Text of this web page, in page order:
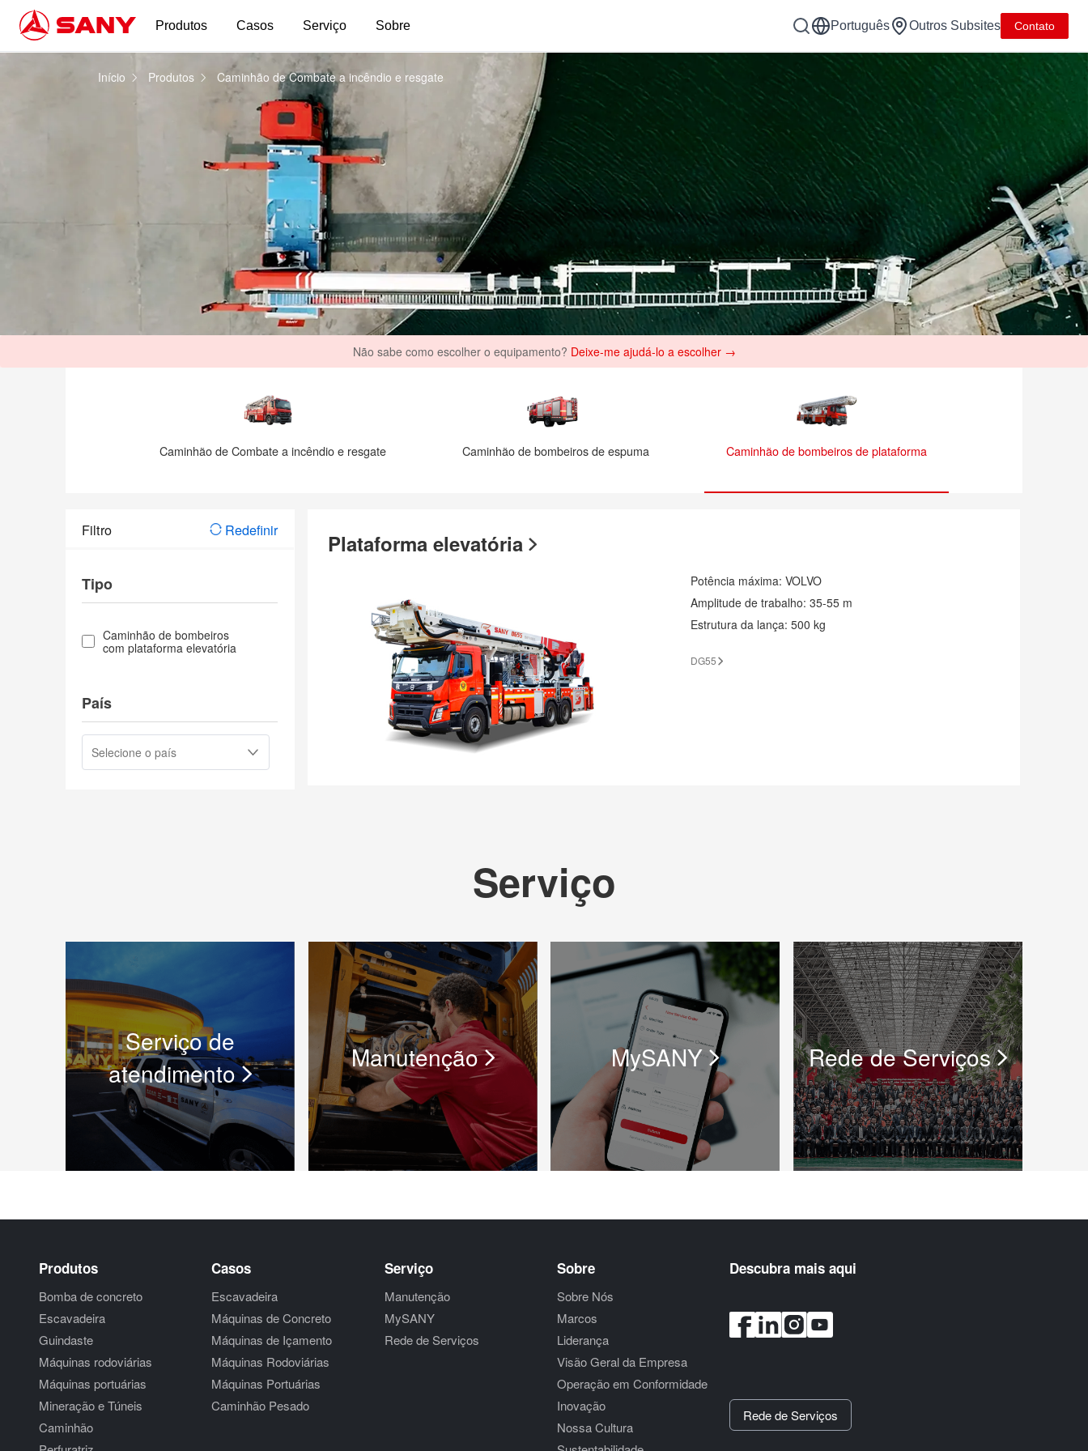
Produtos Casos Serviço Sobre Português Outros Subsites Contato
Caminhão de bombeiros de plataforma | Caminhão de Combate a incêndio e resgate
Início Produtos Caminhão de Combate a incêndio e resgate
Não sabe como escolher o equipamento? Deixe-me ajudá-lo a escolher →
Caminhão de Combate a incêndio e resgate Caminhão de bombeiros de espuma Caminhão de bombeiros de plataforma
Filtro Redefinir
Tipo
Caminhão de bombeiros
com plataforma elevatória
País
Plataforma elevatória
Potência máxima:VOLVO
Amplitude de trabalho:35-55 m
Estrutura da lança:500 kg
DG55
Serviço
Serviço de
atendimento
Manutenção MySANY Rede de Serviços
Produtos
Bomba de concreto
Escavadeira
Guindaste
Máquinas rodoviárias
Máquinas portuárias
Mineração e Túneis
Caminhão
Casos
Escavadeira
Máquinas de Concreto
Máquinas de Içamento
Máquinas Rodoviárias
Máquinas Portuárias
Caminhão Pesado
Serviço
Manutenção
MySANY
Rede de Serviços
Sobre
Sobre Nós
Marcos
Liderança
Visão Geral da Empresa
Operação em Conformidade
Inovação
Nossa Cultura
Descubra mais aqui
Rede de Serviços